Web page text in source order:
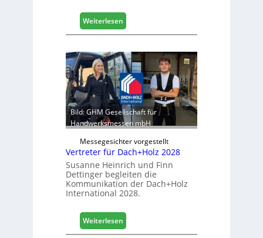
s
i
k
b
e
r
e
i
c
h
Weiterlesen:
E
g
e
r
S
t
a
b
i
l
e
s
G
e
s
c
h
Bild: GHM Gesellschaft für
Handwerksmessen mbH
Messegesichter vorgestellt
Vertreter für Dach+Holz 2028
Susanne Heinrich und Finn
Dettinger begleiten die
Kommunikation der Dach+Holz
International 2028.
Weiterlesen:
V